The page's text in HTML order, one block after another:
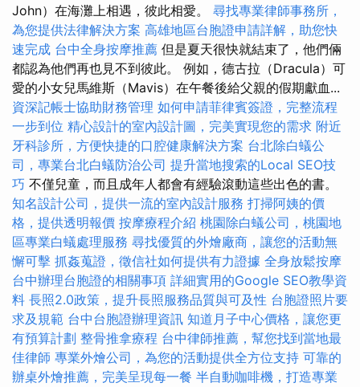
John）在海灘上相遇，彼此相愛。 尋找專業律師事務所，
為您提供法律解決方案 高雄地區台胞證申請詳解，助您快
速完成 台中全身按摩推薦 但是夏天很快就結束了，他們倆
都認為他們再也見不到彼此。 例如，德古拉（Dracula）可
愛的小女兒馬維斯（Mavis）在午餐後給父親的假期獻血...
資深記帳士協助財務管理 如何申請菲律賓簽證，完整流程
一步到位 精心設計的室內設計圖，完美實現您的需求 附近
牙科診所，方便快捷的口腔健康解決方案 台北除白蟻公
司，專業台北白蟻防治公司 提升當地搜索的Local SEO技
巧 不僅兒童，而且成年人都會有經驗滾動這些出色的書。
知名設計公司，提供一流的室內設計服務 打掃阿姨的價
格，提供透明報價 按摩療程介紹 桃園除白蟻公司，桃園地
區專業白蟻處理服務 尋找優質的外燴廠商，讓您的活動無
懈可擊 抓姦蒐證，徵信社如何提供有力證據 全身放鬆按摩
台中辦理台胞證的相關事項 詳細實用的Google SEO教學資
料 長照2.0政策，提升長照服務品質與可及性 台胞證照片要
求及規範 台中台胞證辦理資訊 知道月子中心價格，讓您更
有預算計劃 整骨推拿療程 台中律師推薦，幫您找到當地最
佳律師 專業外燴公司，為您的活動提供全方位支持 可靠的
辦桌外燴推薦，完美呈現每一餐 半自動咖啡機，打造專業